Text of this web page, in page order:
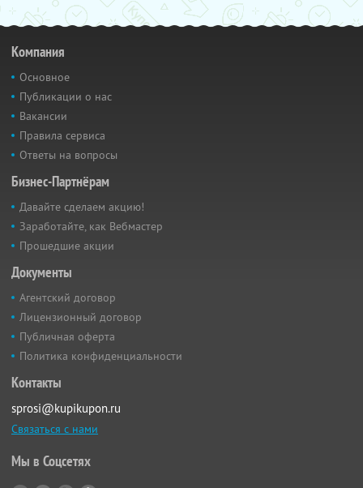
Компания
Основное
Публикации о нас
Вакансии
Правила сервиса
Ответы на вопросы
Бизнес-Партнёрам
Давайте сделаем акцию!
Заработайте, как Вебмастер
Прошедшие акции
Документы
Агентский договор
Лицензионный договор
Публичная оферта
Политика конфиденциальности
Контакты
sprosi@kupikupon.ru
Связаться с нами
Мы в Соцсетях